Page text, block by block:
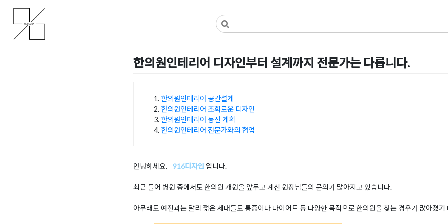
content
사무실인테리어 디자인 공사 비용견적 플랫폼
사무실인테리어 916
한의원인테리어 디자인부터 설계까지 전문가는 다릅니다.
한의원인테리어 공간설계
한의원인테리어 조화로운 디자인
한의원인테리어 동선 계획
한의원인테리어 전문가와의 협업
안녕하세요. 916디자인 입니다.
최근 들어 병원 중에서도 한의원 개원을 앞두고 계신 원장님들의 문의가 많아지고 있습니다.
아무래도 예전과는 달리 젊은 세대들도 통증이나 다이어트 등 다양한 목적으로 한의원을 찾는 경우가 많아졌기